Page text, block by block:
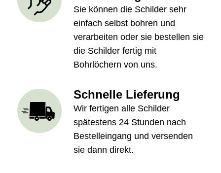
Sie können die Schilder sehr
einfach selbst bohren und
verarbeiten oder sie bestellen sie
die Schilder fertig mit
Bohrlöchern von uns.
Schnelle Lieferung
Wir fertigen alle Schilder
spätestens 24 Stunden nach
Bestelleingang und versenden
sie dann direkt.